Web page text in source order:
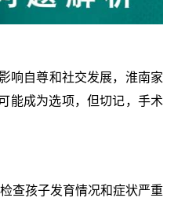
响自尊和社交发展，淮南家
能成为选项，但切记，手术
查孩子发育情况和症状严重